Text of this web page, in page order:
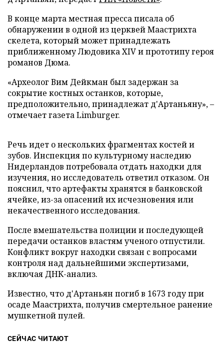
В конце марта местная пресса писала об
обнаружении в одной из церквей Маастрихта
скелета, который может принадлежать
приближенному Людовика XIV и прототипу героя
романов Дюма.
«Археолог Вим Дейкман был задержан за
сокрытие костных останков, которые,
предположительно, принадлежат д'Артаньяну», –
отмечает газета Limburger.
Речь идет о нескольких фрагментах костей и
зубов. Инспекция по культурному наследию
Нидерландов потребовала отдать находки для
изучения, но исследователь ответил отказом. Он
пояснил, что артефакты хранятся в банковской
ячейке, из-за опасений их исчезновения или
некачественного исследования.
После вмешательства полиции и последующей
передачи останков властям ученого отпустили.
Конфликт вокруг находки связан с вопросами
контроля над дальнейшими экспертизами,
включая ДНК-анализ.
Известно, что д'Артаньян погиб в 1673 году при
осаде Маастрихта, получив смертельное ранение
мушкетной пулей.
СЕЙЧАС ЧИТАЮТ